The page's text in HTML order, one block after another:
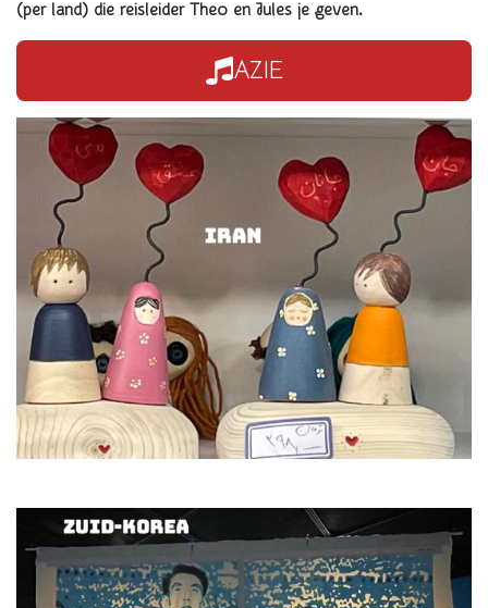
(per land) die reisleider Theo en Jules je geven.
AZIE